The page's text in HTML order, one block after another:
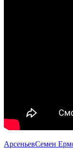
АрсеньевСемен